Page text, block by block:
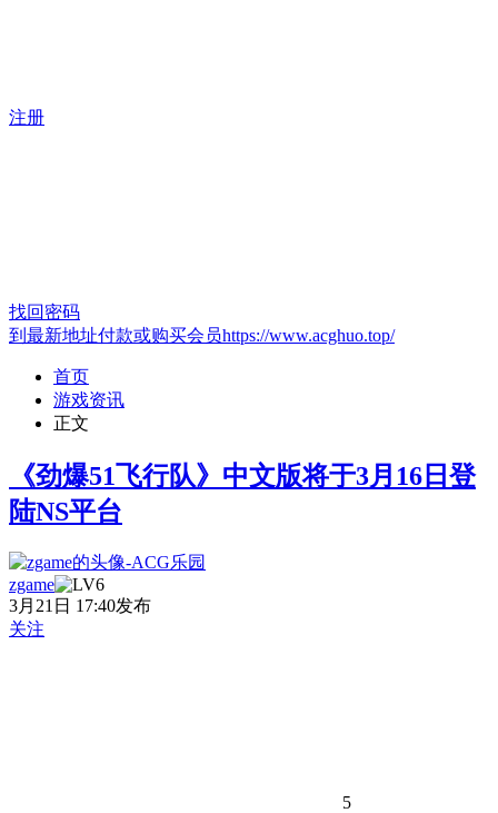
注册
找回密码
到最新地址付款或购买会员https://www.acghuo.top/
首页
游戏资讯
正文
《劲爆51飞行队》中文版将于3月16日登
陆NS平台
zgame
3月21日 17:40发布
关注
5